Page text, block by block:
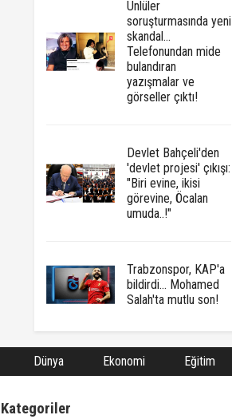
Ünlüler
soruşturmasında yeni
skandal...
Telefonundan mide
bulandıran
yazışmalar ve
görseller çıktı!
Devlet Bahçeli'den
'devlet projesi' çıkışı:
"Biri evine, ikisi
görevine, Öcalan
umuda..!"
Trabzonspor, KAP'a
bildirdi... Mohamed
Salah'ta mutlu son!
Dünya Ekonomi Eğitim
Kategoriler